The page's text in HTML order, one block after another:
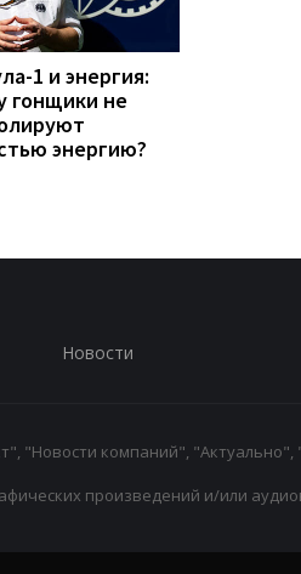
1 и энергия:
гонщики не
энергию?
Новости
"Новости компаний", "Актуально",
произведений и/или